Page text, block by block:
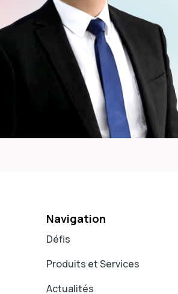
Navigation
Défis
Produits et Services
Actualités